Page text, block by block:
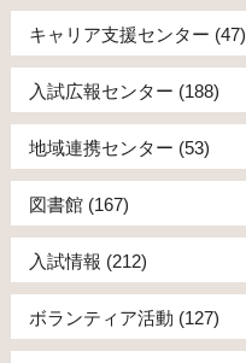
キャリア支援センター (47)
入試広報センター (188)
地域連携センター (53)
図書館 (167)
入試情報 (212)
ボランティア活動 (127)